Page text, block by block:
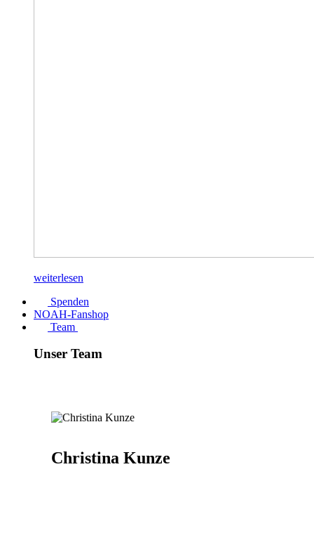
weiterlesen
Spenden
NOAH-Fanshop
Team
Unser Team
Christina Kunze